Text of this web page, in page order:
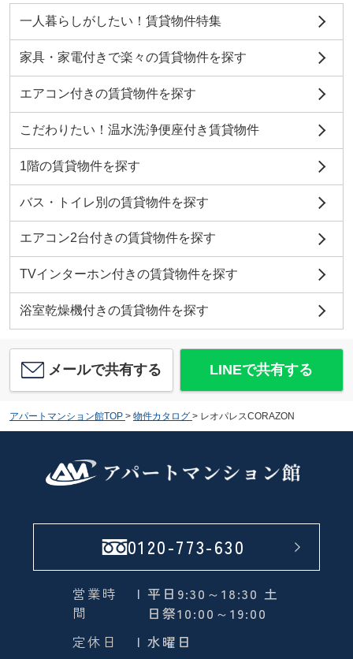
一人暮らしがしたい！賃貸物件特集
家具・家電付きで楽々の賃貸物件を探す
エアコン付きの賃貸物件を探す
こだわりたい！温水洗浄便座付き賃貸物件
1階の賃貸物件を探す
バス・トイレ別の賃貸物件を探す
エアコン2台付きの賃貸物件を探す
TVインターホン付きの賃貸物件を探す
浴室乾燥機付きの賃貸物件を探す
メールで共有する LINEで共有する
アパートマンション館TOP > 物件カタログ > レオパレスCORAZON
0120-773-630
営業時
間
| 平日9:30～18:30 土
日祭10:00～19:00
定休日
| 水曜日